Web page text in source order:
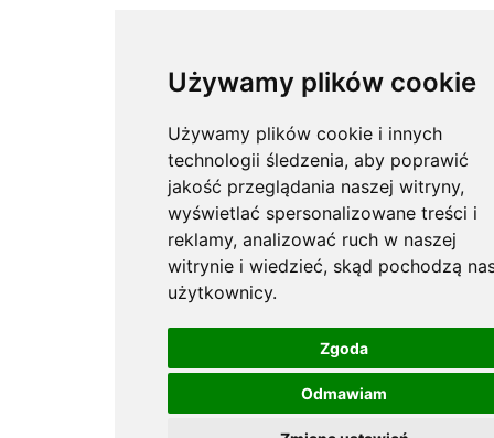
Używamy plików cookie
Używamy plików cookie i innych
technologii śledzenia, aby poprawić
jakość przeglądania naszej witryny,
wyświetlać spersonalizowane treści i
reklamy, analizować ruch w naszej
witrynie i wiedzieć, skąd pochodzą
użytkownicy.
Zgoda
Odmawiam